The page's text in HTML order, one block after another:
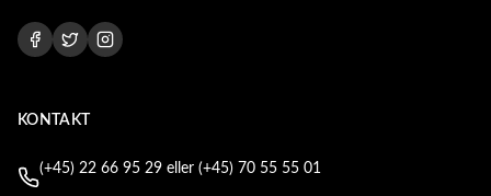
KONTAKT
(+45) 22 66 95 29 eller (+45) 70 55 55 01